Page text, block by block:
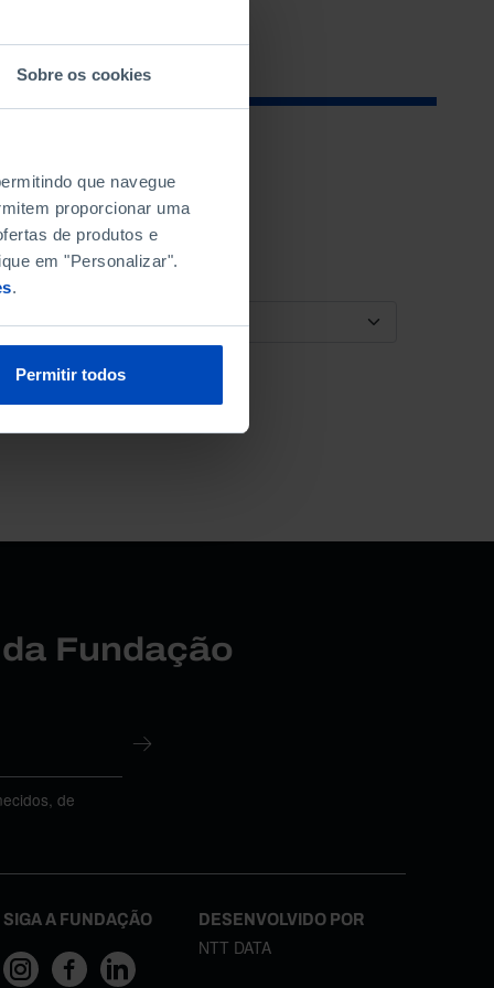
Sobre os cookies
que navegue
proporcionar uma
de produtos e
em "Personalizar".
.
Permitir todos
ORDENAR POR
Fundação
de
SIGA A FUNDAÇÃO DESENVOLVIDO POR
NTT DATA